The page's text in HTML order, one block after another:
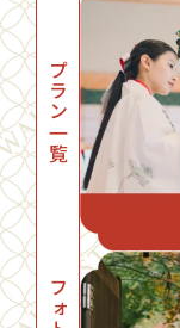
プラン一覧